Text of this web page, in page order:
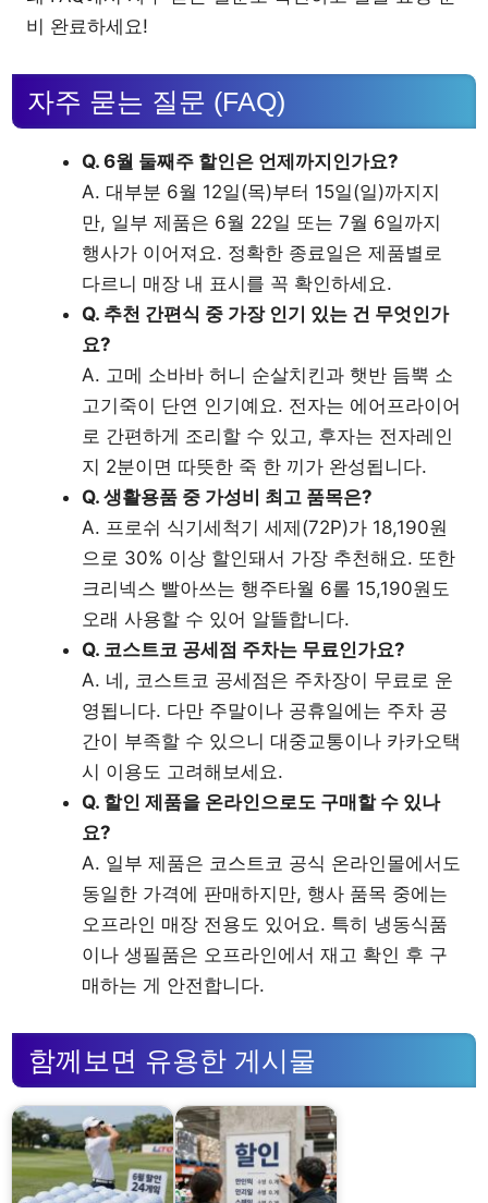
비 완료하세요!
자주 묻는 질문 (FAQ)
Q. 6월 둘째주 할인은 언제까지인가요?
A. 대부분 6월 12일(목)부터 15일(일)까지지
만, 일부 제품은 6월 22일 또는 7월 6일까지
행사가 이어져요. 정확한 종료일은 제품별로
다르니 매장 내 표시를 꼭 확인하세요.
Q. 추천 간편식 중 가장 인기 있는 건 무엇인가
요?
A. 고메 소바바 허니 순살치킨과 햇반 듬뿍 소
고기죽이 단연 인기예요. 전자는 에어프라이어
로 간편하게 조리할 수 있고, 후자는 전자레인
지 2분이면 따뜻한 죽 한 끼가 완성됩니다.
Q. 생활용품 중 가성비 최고 품목은?
A. 프로쉬 식기세척기 세제(72P)가 18,190원
으로 30% 이상 할인돼서 가장 추천해요. 또한
크리넥스 빨아쓰는 행주타월 6롤 15,190원도
오래 사용할 수 있어 알뜰합니다.
Q. 코스트코 공세점 주차는 무료인가요?
A. 네, 코스트코 공세점은 주차장이 무료로 운
영됩니다. 다만 주말이나 공휴일에는 주차 공
간이 부족할 수 있으니 대중교통이나 카카오택
시 이용도 고려해보세요.
Q. 할인 제품을 온라인으로도 구매할 수 있나
요?
A. 일부 제품은 코스트코 공식 온라인몰에서도
동일한 가격에 판매하지만, 행사 품목 중에는
오프라인 매장 전용도 있어요. 특히 냉동식품
이나 생필품은 오프라인에서 재고 확인 후 구
매하는 게 안전합니다.
함께보면 유용한 게시물